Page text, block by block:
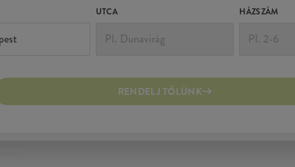
UTCA HÁZSZÁM
RENDELJ TŐLÜNK